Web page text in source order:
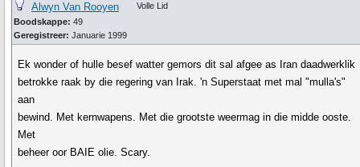
Alwyn Van Rooyen
Boodskappe: 49
Geregistreer: Januarie 1999
Volle Lid
Ek wonder of hulle besef watter gemors dit sal afgee as Iran daadwerklik
betrokke raak by die regering van Irak. 'n Superstaat met mal "mulla's"
aan
bewind. Met kernwapens. Met die grootste weermag in die midde ooste.
Met
beheer oor BAIE olie. Scary.